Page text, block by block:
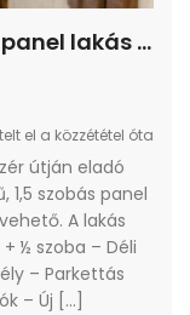
Eladó 1,5 szobás, napfényes panel lakás Zuglóban – gyors költözési lehetőséggel!
el a közzététel óta
útján eladó
1,5 szobás panel
A lakás
½ szoba – Déli
– Parkettás
– Új […]